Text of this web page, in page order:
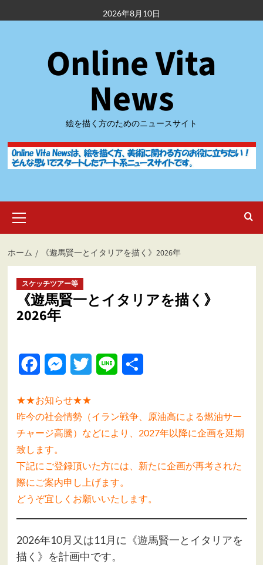
容
2026年8月10日
Online Vita
News
絵を描く方のためのニュースサイト
イ
ン
ニ
ー
ホーム 《遊馬賢一とイタリアを描く》2026年
スケッチツアー等
《遊馬賢一とイタリアを描く》
2026年
FacebookMessenger
Twitter Line
★★お知らせ★★
昨今の社会情勢（イラン戦争、原油高による燃油サー
チャージ高騰）などにより、2027年以降に企画を延期
致します。
下記にご登録頂いた方には、新たに企画が再考された
際にご案内申し上げます。
どうぞ宜しくお願いいたします。
2026年10月又は11月に《遊馬賢一とイタリアを
描く》を計画中です。